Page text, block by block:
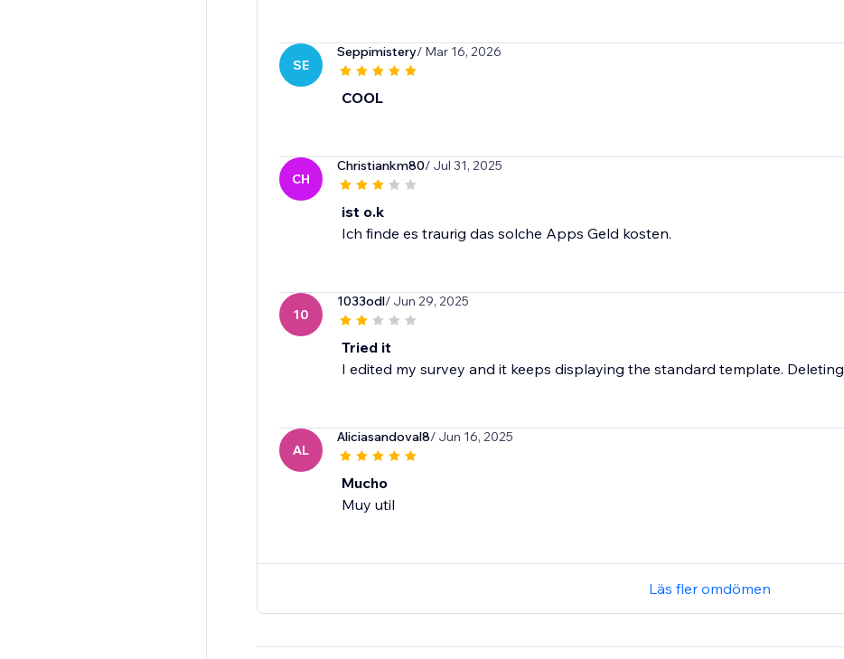
SE
Seppimistery/ Mar 16, 2026
COOL
CH
Christiankm80/ Jul 31, 2025
ist o.k
Ich finde es traurig das solche Apps Geld kosten.
10
1033odl/ Jun 29, 2025
Tried it
I edited my survey and it keeps displaying the standard template. Deleting
AL
Aliciasandoval8/ Jun 16, 2025
Mucho
Muy util
Läs fler omdömen